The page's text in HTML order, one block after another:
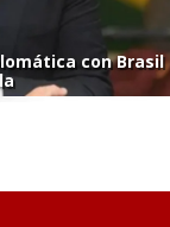
con Brasil